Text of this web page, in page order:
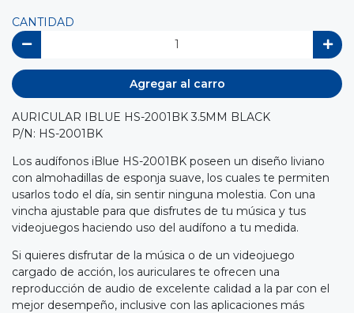
CANTIDAD
Agregar al carro
AURICULAR IBLUE HS-2001BK 3.5MM BLACK
P/N: HS-2001BK
Los audífonos iBlue HS-2001BK poseen un diseño liviano
con almohadillas de esponja suave, los cuales te permiten
usarlos todo el día, sin sentir ninguna molestia. Con una
vincha ajustable para que disfrutes de tu música y tus
videojuegos haciendo uso del audífono a tu medida.
Si quieres disfrutar de la música o de un videojuego
cargado de acción, los auriculares te ofrecen una
reproducción de audio de excelente calidad a la par con el
mejor desempeño, inclusive con las aplicaciones más